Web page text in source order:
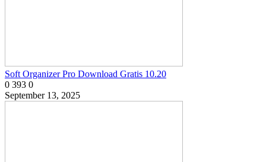
Soft Organizer Pro Download Gratis 10.20
0 393 0
September 13, 2025